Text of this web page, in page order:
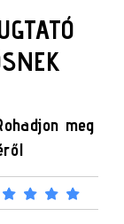
meg